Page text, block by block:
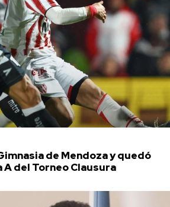
de Mendoza y quedó
A del Torneo Clausura